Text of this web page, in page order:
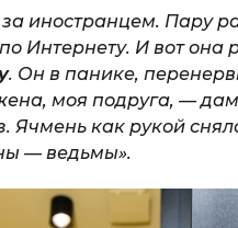
иностранцем. Пару
Интернету. И вот она
. Он в панике,
моя подруга, —
Ячмень как рукой
— ведьмы».